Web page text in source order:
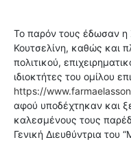
Το παρόν τους έδωσαν η
Κουτσελίνη, καθώς και
πολιτικού,
ιδιοκτήτες του ομίλου
https://
αφού υποδέχτηκαν και
καλεσμένους τους
Γενική Διευθύντρια του